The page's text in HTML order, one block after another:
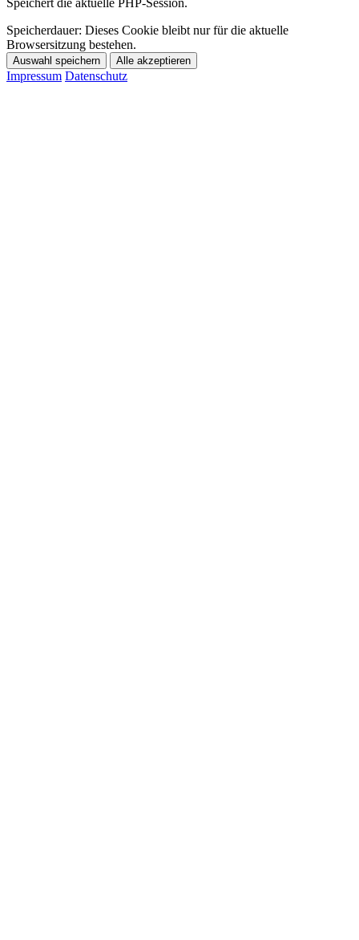
Speichert die aktuelle PHP-Session.
Speicherdauer: Dieses Cookie bleibt nur für die aktuelle
Browsersitzung bestehen.
Auswahl speichern Alle akzeptieren
Impressum Datenschutz